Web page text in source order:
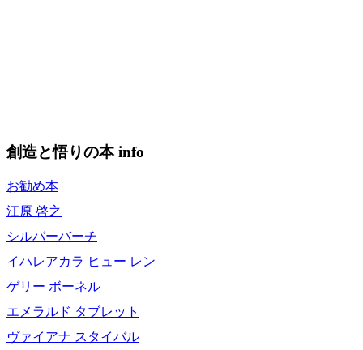
創造と悟りの本 info
お勧め本
江原 啓之
シルバーバーチ
イハレアカラ ヒュー レン
ゲリー ボーネル
エメラルド タブレット
ヴァイアナ スタイバル